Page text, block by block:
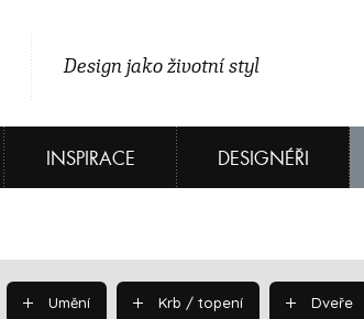
Design jako životní styl
INSPIRACE DESIGNÉŘI
Umění Krb / topení Dveře